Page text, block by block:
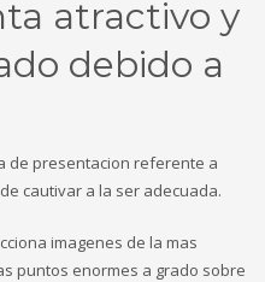
atractivo y
debido a
de presentacion referente a
cautivar a la ser adecuada.
imagenes de la mas
puntos enormes a grado sobre